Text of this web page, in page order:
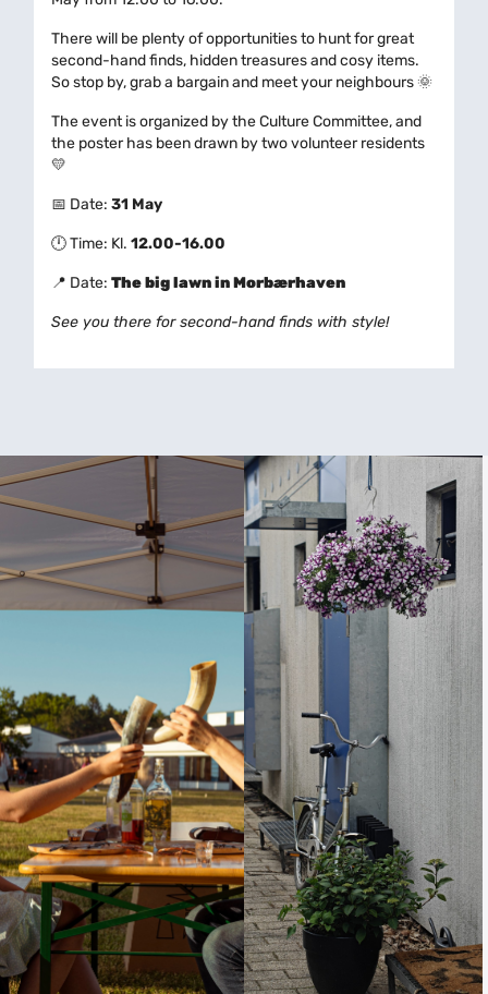
There will be plenty of opportunities to hunt for great
second-hand finds, hidden treasures and cosy items.
So stop by, grab a bargain and meet your neighbours 🌞
The event is organized by the Culture Committee, and
the poster has been drawn by two volunteer residents
💛
📅 Date: 31 May
🕛 Time: Kl. 12.00-16.00
📍 Date: The big lawn in Morbærhaven
See you there for second-hand finds with style!